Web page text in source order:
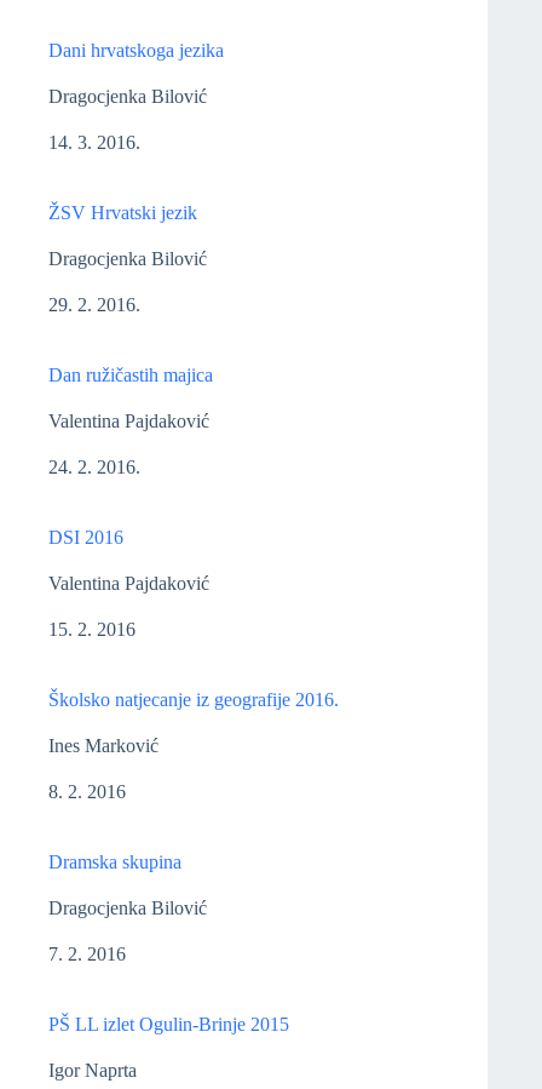
Dani hrvatskoga jezika
Dragocjenka Bilović
14. 3. 2016.
ŽSV Hrvatski jezik
Dragocjenka Bilović
29. 2. 2016.
Dan ružičastih majica
Valentina Pajdaković
24. 2. 2016.
DSI 2016
Valentina Pajdaković
15. 2. 2016
Školsko natjecanje iz geografije 2016.
Ines Marković
8. 2. 2016
Dramska skupina
Dragocjenka Bilović
7. 2. 2016
PŠ LL izlet Ogulin-Brinje 2015
Igor Naprta